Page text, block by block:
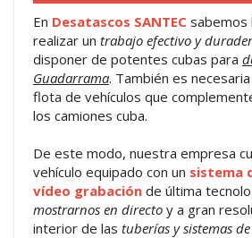
En Desatascos SANTECsabemos
realizar un trabajo efectivo y
disponer de potentes cubas para
Guadarrama. También es
flota de vehículos que
los camiones cuba.
De este modo, nuestra empresa
vehículo equipado con un sistema
vídeo grabaciónde última
mostrarnos en directo y a gran
interior de las tuberías y sistemas